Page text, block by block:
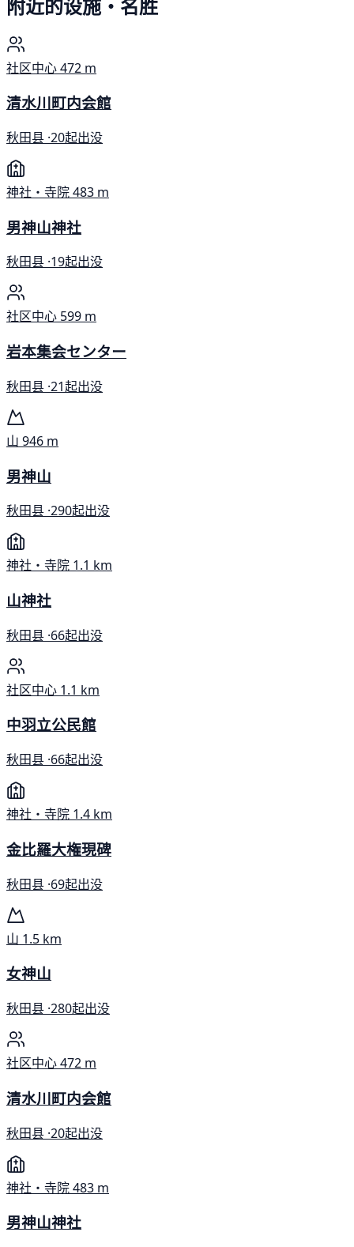
附近的设施・名胜
社区中心472 m
清水川町内会館
秋田县 ·20起出没
神社・寺院483 m
男神山神社
秋田县 ·19起出没
社区中心 599 m
岩本集会センター
秋田县 ·21起出没
山 946 m
男神山
秋田县 ·290起出没
神社・寺院 1.1 km
山神社
秋田县 ·66起出没
社区中心 1.1 km
中羽立公民館
秋田县 ·66起出没
神社・寺院 1.4 km
金比羅大権現碑
秋田县 ·69起出没
山 1.5 km
女神山
秋田县 ·280起出没
社区中心472 m
清水川町内会館
秋田县 ·20起出没
神社・寺院483 m
男神山神社